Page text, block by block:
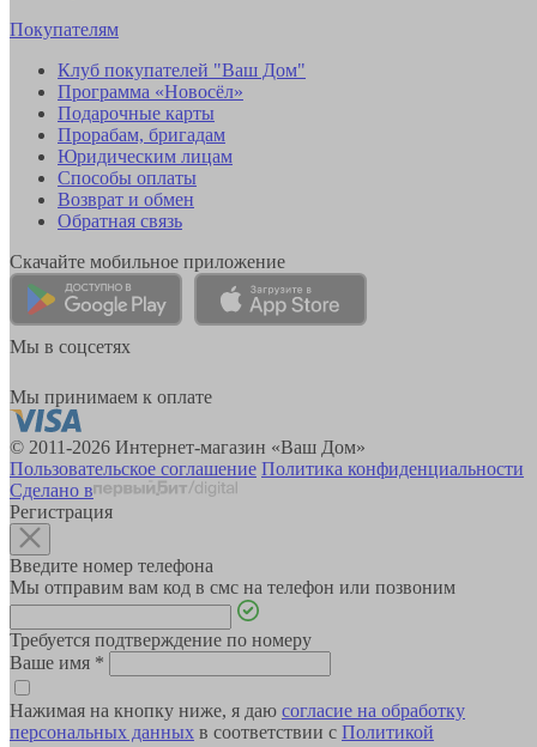
Покупателям
Клуб покупателей "Ваш Дом"
Программа «Новосёл»
Подарочные карты
Прорабам, бригадам
Юридическим лицам
Способы оплаты
Возврат и обмен
Обратная связь
Скачайте мобильное приложение
Мы в соцсетях
Мы принимаем к оплате
© 2011-2026 Интернет-магазин «Ваш Дом»
Пользовательское соглашение Политика конфиденциальности
Сделано в
Регистрация
Введите номер телефона
Мы отправим вам код в смс на телефон или позвоним
Требуется подтверждение по номеру
Ваше имя *
Нажимая на кнопку ниже, я даю согласие на обработку
персональных данных в соответствии с Политикой